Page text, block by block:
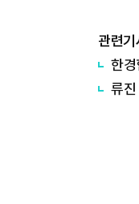
관련기
한경
류진